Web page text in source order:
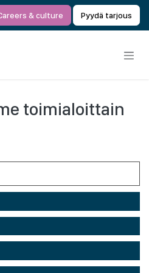
& culture Pyydä tarjous
toimialoittain